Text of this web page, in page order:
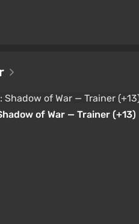
of War — Trainer (+13)